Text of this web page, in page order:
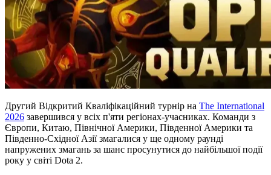
Другий Відкритий Кваліфікаційний турнір на The International
2026 завершився у всіх п'яти регіонах-учасниках. Команди з
Європи, Китаю, Північної Америки, Південної Америки та
Південно-Східної Азії змагалися у ще одному раунді
напружених змагань за шанс просунутися до найбільшої події
року у світі Dota 2.